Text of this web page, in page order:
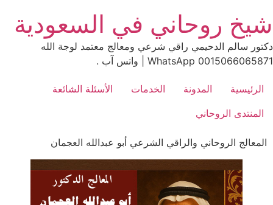
to
content
شيخ روحاني في السعودية
دكتور سالم الدحيمي راقي شرعي ومعالج معتمد لوجة الله
0015066065871 WhatsApp | واتس آب .
الرئيسية المدونة الخدمات
الأسئلة الشائعة
المنتدى الروحاني
المعالج الروحاني والراقي الشرعي أبو عبدالله العجمان